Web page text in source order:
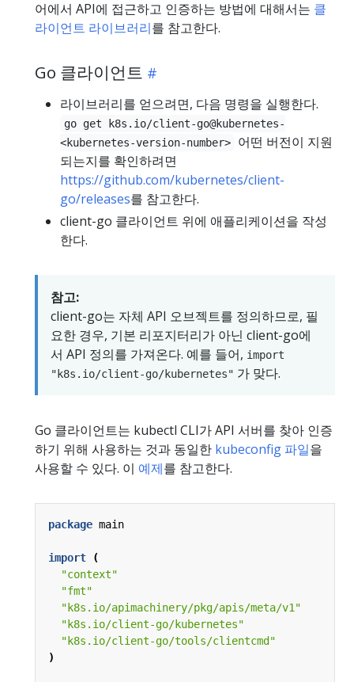
어에서 API에 접근하고 인증하는 방법에 대해서는 클
라이언트 라이브러리를 참고한다.
Go 클라이언트
라이브러리를 얻으려면, 다음 명령을 실행한다.
go get k8s.io/client-go@kubernetes-
<kubernetes-version-number>
어떤 버전이 지원
되는지를 확인하려면
https://github.com/kubernetes/client-
go/releases를 참고한다.
client-go 클라이언트 위에 애플리케이션을 작성
한다.
참고:
client-go는 자체 API 오브젝트를 정의하므로, 필
요한 경우, 기본 리포지터리가 아닌 client-go에
서 API 정의를 가져온다. 예를 들어, import
"k8s.io/client-go/kubernetes" 가 맞다.
Go 클라이언트는 kubectl CLI가 API 서버를 찾아 인증
하기 위해 사용하는 것과 동일한 kubeconfig 파일을
사용할 수 있다. 이 예제를 참고한다.
package main
import
(
"context"
"fmt"
"k8s.io/apimachinery/pkg/apis/meta/v1"
"k8s.io/client-go/kubernetes"
"k8s.io/client-go/tools/clientcmd"
)